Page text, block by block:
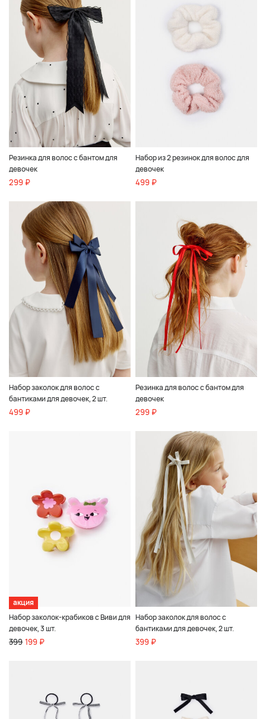
Резинка для волос с бантом для
девочек
299 ₽
Набор из 2 резинок для волос для
девочек
499 ₽
Набор заколок для волос с
бантиками для девочек, 2 шт.
499 ₽
Резинка для волос с бантом для
девочек
299 ₽
акция
Набор заколок-крабиков с Виви для
девочек, 3 шт.
399 199 ₽
Набор заколок для волос с
бантиками для девочек, 2 шт.
399 ₽